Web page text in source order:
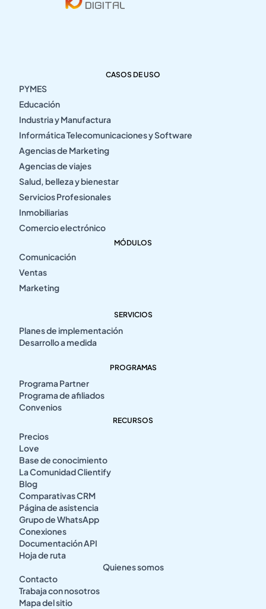
CASOS DE USO
PYMES
Educación
Industria y Manufactura
Informática Telecomunicaciones y Software
Agencias de Marketing
Agencias de viajes
Salud, belleza y bienestar
Servicios Profesionales
Inmobiliarias
Comercio electrónico
MÓDULOS
Comunicación
Ventas
Marketing
SERVICIOS
Planes de implementación
Desarrollo a medida
PROGRAMAS
Programa Partner
Programa de afiliados
Convenios
RECURSOS
Precios
Love
Base de conocimiento
La Comunidad Clientify
Blog
Comparativas CRM
Página de asistencia
Grupo de WhatsApp
Conexiones
Documentación API
Hoja de ruta
Quienes somos
Contacto
Trabaja con nosotros
Mapa del sitio